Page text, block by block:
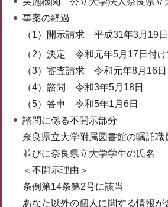
事案の経過
（1）開示請求 平成31年3月19日
（2）決定 令和元年5月17日付
（3）審査請求 令和元年8月16日
（4）諮問 令和3年5月18日
（5）答申 令和5年1月6日
諮問に係る不開示部分
奈良県立大学附属図書館の嘱託職
並びに奈良県立大学学生の氏名
＜不開示理由＞
条例第14条第2号に該当
あなた以外の個人に関する情報